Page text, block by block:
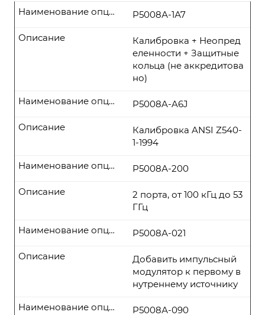
P5008А-1А7
Наименование опции
Калибровка + Неопред
еленности + Защитные
кольца (не аккредитова
но)
Описание
P5008A-A6J
Наименование опции
Калибровка ANSI Z540-
1-1994
Описание
P5008А-200
Наименование опции
2 порта, от 100 кГц до 53
ГГц
Описание
P5008А-021
Наименование опции
Добавить импульсный
модулятор к первому в
нутреннему источнику
Описание
P5008А-090
Наименование опции